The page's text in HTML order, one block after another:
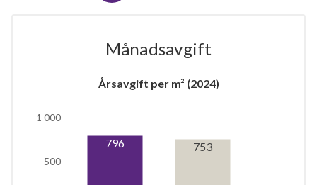
Månadsavgift
Årsavgift per m² (2024)
500
1 000
796 753